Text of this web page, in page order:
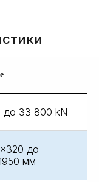
до 33 800 kN
до
мм